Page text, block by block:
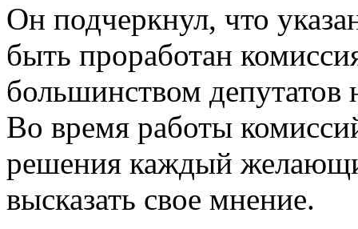
Он подчеркнул, что
быть проработан
большинством депутатов
Во время работы
решения каждый
высказать свое мнение.